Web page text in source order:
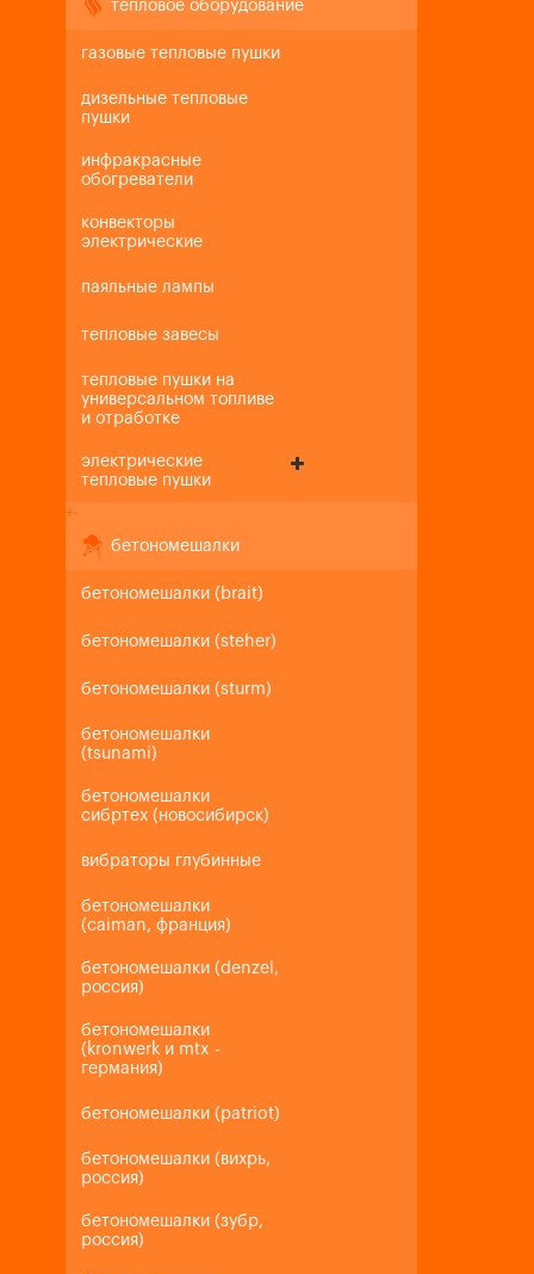
тепловое оборудование
газовые тепловые пушки
дизельные тепловые
пушки
инфракрасные
обогреватели
конвекторы
электрические
паяльные лампы
тепловые завесы
тепловые пушки на
универсальном топливе
и отработке
электрические
тепловые пушки
+-
бетономешалки
бетономешалки (brait)
бетономешалки (steher)
бетономешалки (sturm)
бетономешалки
(tsunami)
бетономешалки
сибртех (новосибирск)
вибраторы глубинные
бетономешалки
(caiman, франция)
бетономешалки (denzel,
россия)
бетономешалки
(kronwerk и mtx -
германия)
бетономешалки (patriot)
бетономешалки (вихрь,
россия)
бетономешалки (зубр,
россия)